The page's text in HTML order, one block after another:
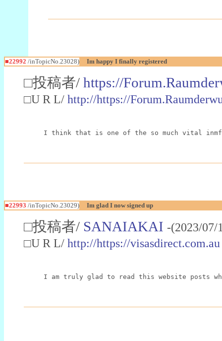
■22992 /inTopicNo.23028) Im happy I finally registered
□投稿者/ https://
□U R L/ http://https://
I think that is one of the so much vital
■22993 /inTopicNo.23029) Im glad I now signed up
□投稿者/ SANAIAKAI -(2023/
□U R L/ http://https://visasdirect.com.au
I am truly glad to read this website posts